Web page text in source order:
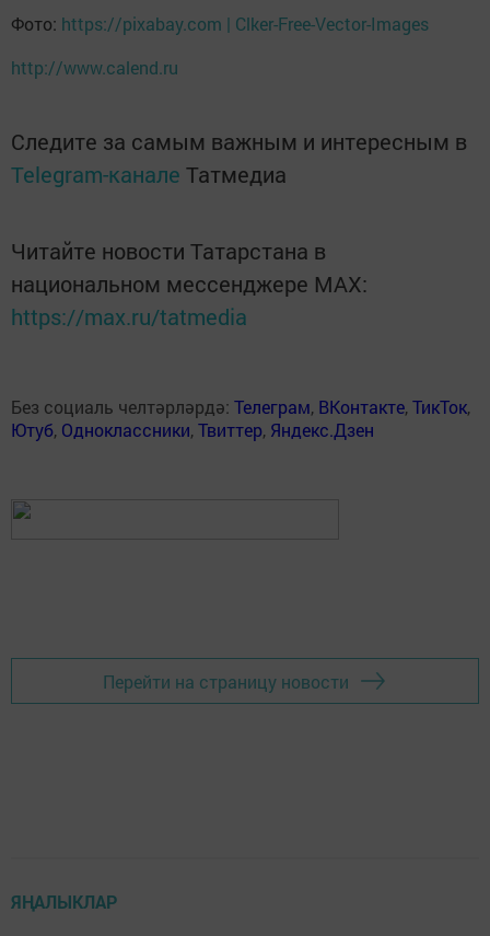
Фото: https://pixabay.com | Clker-Free-Vector-Images
http://www.calend.ru
Следите за самым важным и интересным в
Telegram-канале Татмедиа
Читайте новости Татарстана в
национальном мессенджере MАХ:
https://max.ru/tatmedia
Без социаль челтәрләрдә: Телеграм, ВКонтакте,ТикТок,
Ютуб, Одноклассники,Твиттер, Яндекс.Дзен
Перейти на страницу новости
ЯҢАЛЫКЛАР